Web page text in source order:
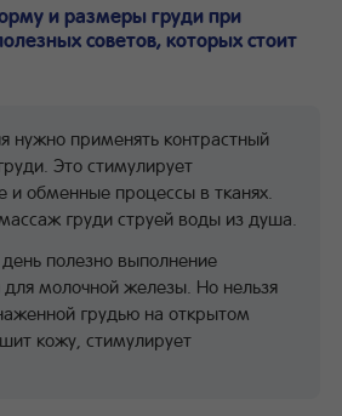
и размеры груди при
советов, которых стоит
нужно применять контрастный
Это стимулирует
и обменные процессы в тканях.
груди струей воды из душа.
полезно выполнение
молочной железы. Но нельзя
грудью на открытом
кожу, стимулирует